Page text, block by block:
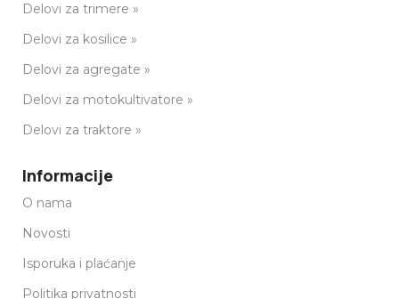
Delovi za trimere »
Delovi za kosilice »
Delovi za agregate »
Delovi za motokultivatore »
Delovi za traktore »
Informacije
O nama
Novosti
Isporuka i plaćanje
Politika privatnosti